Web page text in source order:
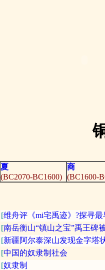
夏
(BC2070-BC1600)
商
(BC1600-
[维舟评《mi宅禹迹》?探寻最
[南岳衡山“镇山之宝”禹王
[新疆阿尔泰深山发现金字塔
[中国的奴隶制社会
[奴隶制